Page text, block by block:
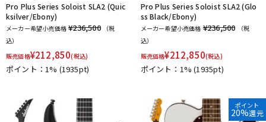
Pro Plus Series Soloist SLA2 (Quic
ksilver/Ebony)
メーカー希望小売価格 ¥236,500
（税
込）
販売価格¥212,850(税込)
ポイント：1% (1935pt)
Pro Plus Series Soloist SLA2 (Glo
ss Black/Ebony)
メーカー希望小売価格 ¥236,500
（税
込）
販売価格¥212,850(税込)
ポイント：1%(1935pt)
ポイント
20%還元